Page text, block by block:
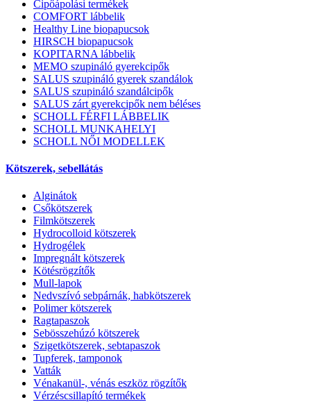
Cipőápolási termékek
COMFORT lábbelik
Healthy Line biopapucsok
HIRSCH biopapucsok
KOPITARNA lábbelik
MEMO szupináló gyerekcipők
SALUS szupináló gyerek szandálok
SALUS szupináló szandálcipők
SALUS zárt gyerekcipők nem béléses
SCHOLL FÉRFI LÁBBELIK
SCHOLL MUNKAHELYI
SCHOLL NŐI MODELLEK
Kötszerek, sebellátás
Alginátok
Csőkötszerek
Filmkötszerek
Hydrocolloid kötszerek
Hydrogélek
Impregnált kötszerek
Kötésrögzítők
Mull-lapok
Nedvszívó sebpárnák, habkötszerek
Polimer kötszerek
Ragtapaszok
Sebösszehúzó kötszerek
Szigetkötszerek, sebtapaszok
Tupferek, tamponok
Vatták
Vénakanül-, vénás eszköz rögzítők
Vérzéscsillapító termékek